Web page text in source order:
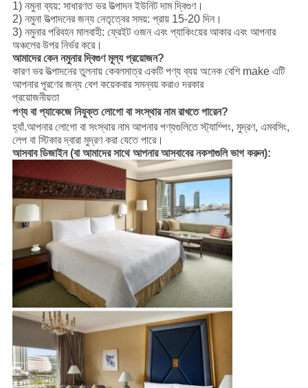
1) নমুনা ব্যয়: সাধারণত ভর উত্পাদন ইউনিট দাম দ্বিগুণ।
2) নমুনা উত্পাদনের জন্য নেতৃত্বের সময়: প্রায় 15-20 দিন।
3) নমুনার পরিবহন মালবাহী: ফ্রেইট ওজন এবং প্যাকিংয়ের আকার এবং আপনার
অঞ্চলের উপর নির্ভর করে।
আমাদের কেন নমুনার দ্বিগুণ মূল্য প্রয়োজন?
কারণ ভর উত্পাদনের তুলনায় কেবলমাত্র একটি পণ্য ব্যয় অনেক বেশি make এটি
আপনার পূরণের জন্য বেশ কয়েকবার সমন্বয় করাও দরকার
প্রয়োজনীয়তাহোটেল শয়নকক্ষ আসবাব
পণ্য বা প্যাকেজে নিযুক্ত লোগো বা সংস্থার নাম রাখতে পারেন?
হ্যাঁ.আপনার লোগো বা সংস্থার নাম আপনার পণ্যগুলিতে স্ট্যাম্পিং, মুদ্রণ, এমবসিং,
লেপ বা স্টিকার দ্বারা মুদ্রণ করা যেতে পারে।
আসবাব ডিজাইন (বা আমাদের সাথে আপনার আসবাবের নকশাগুলি ভাগ করুন):